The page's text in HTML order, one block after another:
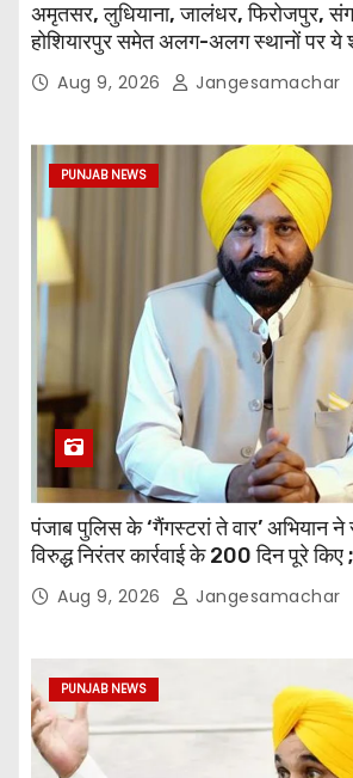
अमृतसर, लुधियाना, जालंधर, फिरोजपुर,
होशियारपुर समेत अलग-अलग स्थानों पर ये
मान Aug 9, 2026 Jangesamachar
PUNJAB NEWS
पंजाब पुलिस के ‘गैंगस्टरां ते वार’ अभियान
विरुद्ध निरंतर कार्रवाई के 200 दिन पूरे
अधिक छापेमारियाँ कीं, 1,532 घोषित
Aug 9, 2026 Jangesamachar
PUNJAB NEWS